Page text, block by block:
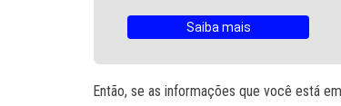
Saiba mais
Então, se as informações que você está